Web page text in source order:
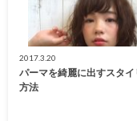
2017.3.20
パーマを綺麗に出すスタ
方法